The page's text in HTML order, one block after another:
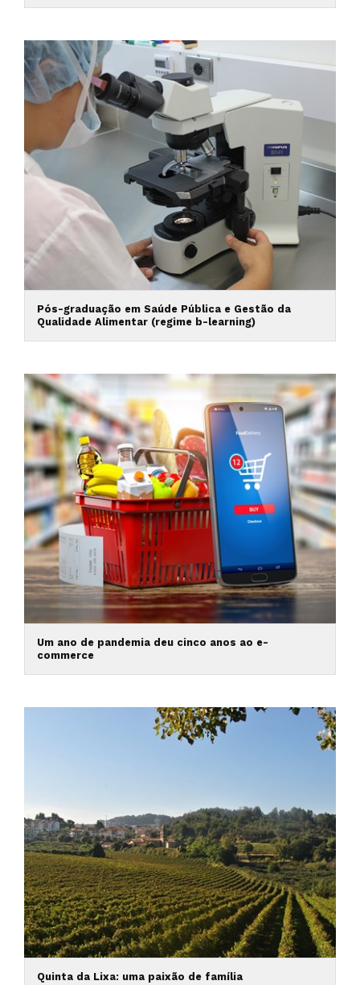
Pós-graduação em Saúde Pública e Gestão da
Qualidade Alimentar (regime b-learning)
Um ano de pandemia deu cinco anos ao e-
commerce
Quinta da Lixa: uma paixão de família